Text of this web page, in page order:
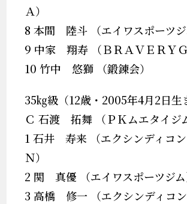
Ａ）
8 本間 陸斗 （エイワスポーツジ
9 中家 翔寿 （ＢＲＡＶＥＲＹＧ
10 竹中 悠獅 （鍛錬会）
35㎏級（12歳・2005年4月2日生
Ｃ 石渡 拓舞 （ＰＫムエタイジ
1 石井 寿来 （エクシンディコ
Ｎ）
2 関 真優 （エイワスポーツジム
3 高橋 修一 （エクシンディコ